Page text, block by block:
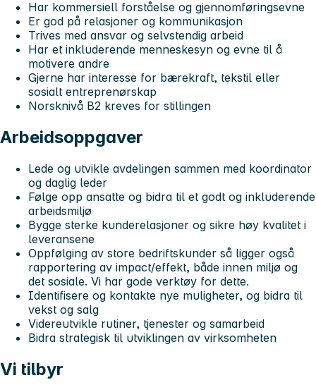
Har kommersiell forståelse og gjennomføringsevne
Er god på relasjoner og kommunikasjon
Trives med ansvar og selvstendig arbeid
Har et inkluderende menneskesyn og evne til å
motivere andre
Gjerne har interesse for bærekraft, tekstil eller
sosialt entreprenørskap
Norsknivå B2 kreves for stillingen
Arbeidsoppgaver
Lede og utvikle avdelingen sammen med koordinator
og daglig leder
Følge opp ansatte og bidra til et godt og inkluderende
arbeidsmiljø
Bygge sterke kunderelasjoner og sikre høy kvalitet i
leveransene
Oppfølging av store bedriftskunder så ligger også
rapportering av impact/effekt, både innen miljø og
det sosiale. Vi har gode verktøy for dette.
Identifisere og kontakte nye muligheter, og bidra til
vekst og salg
Videreutvikle rutiner, tjenester og samarbeid
Bidra strategisk til utviklingen av virksomheten
Vi tilbyr